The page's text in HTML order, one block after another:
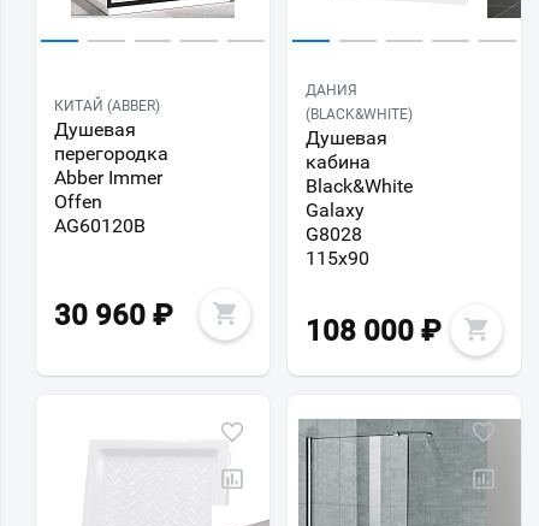
КИТАЙ (ABBER)
Душевая
перегородка
Abber Immer
Offen
AG60120B
30 960 ₽
ДАНИЯ
(BLACK&WHITE)
Душевая
кабина
Black&White
Galaxy
G8028
115х90
108 000 ₽